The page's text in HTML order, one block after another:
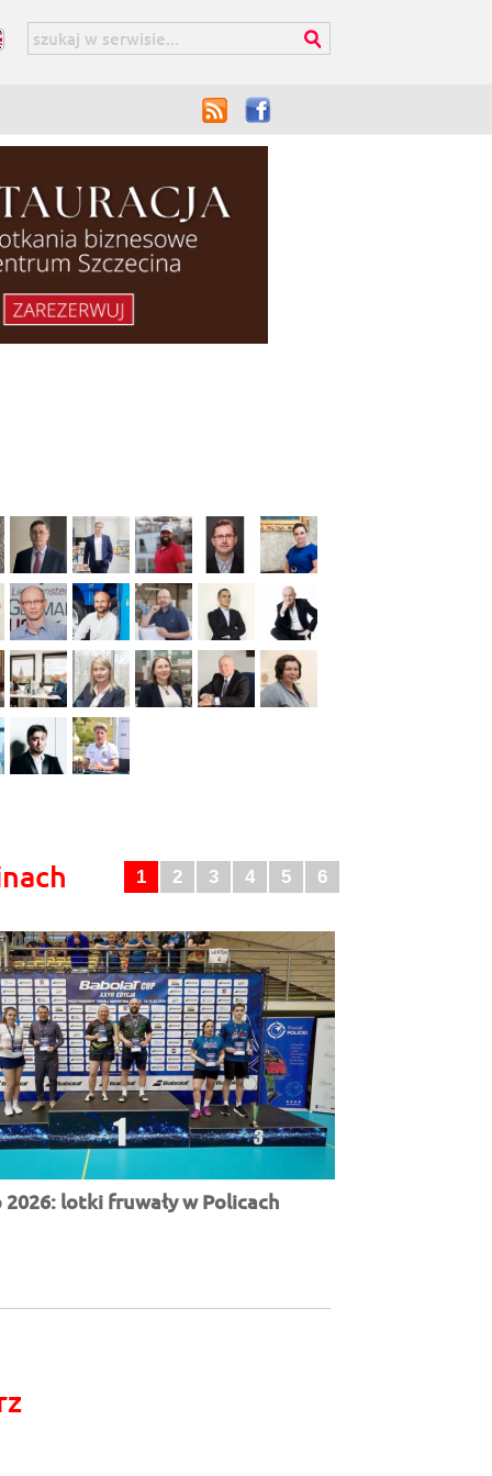
1 2 3 4 5 6
lotki fruwały w Policach